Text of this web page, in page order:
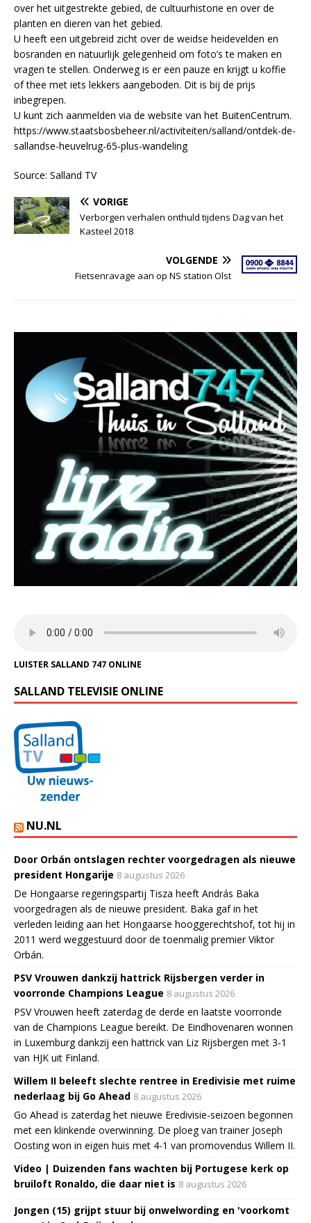
over het uitgestrekte gebied, de cultuurhistorie en over de
planten en dieren van het gebied.
U heeft een uitgebreid zicht over de weidse heidevelden en
bosranden en natuurlijk gelegenheid om foto’s te maken en
vragen te stellen. Onderweg is er een pauze en krijgt u koffie
of thee met iets lekkers aangeboden. Dit is bij de prijs
inbegrepen.
U kunt zich aanmelden via de website van het BuitenCentrum.
https://www.staatsbosbeheer.nl/activiteiten/salland/ontdek-de-
sallandse-heuvelrug-65-plus-wandeling
Source: Salland TV
VORIGE
Verborgen verhalen onthuld tijdens Dag van het
Kasteel 2018
VOLGENDE
Fietsenravage aan op NS station Olst
LUISTER SALLAND 747 ONLINE
SALLAND TELEVISIE ONLINE
NU.NL
Door Orbán ontslagen rechter voorgedragen als nieuwe
president Hongarije 8 augustus 2026
De Hongaarse regeringspartij Tisza heeft András Baka
voorgedragen als de nieuwe president. Baka gaf in het
verleden leiding aan het Hongaarse hooggerechtshof, tot hij in
2011 werd weggestuurd door de toenmalig premier Viktor
Orbán.
PSV Vrouwen dankzij hattrick Rijsbergen verder in
voorronde Champions League 8 augustus 2026
PSV Vrouwen heeft zaterdag de derde en laatste voorronde
van de Champions League bereikt. De Eindhovenaren wonnen
in Luxemburg dankzij een hattrick van Liz Rijsbergen met 3-1
van HJK uit Finland.
Willem II beleeft slechte rentree in Eredivisie met ruime
nederlaag bij Go Ahead 8 augustus 2026
Go Ahead is zaterdag het nieuwe Eredivisie-seizoen begonnen
met een klinkende overwinning. De ploeg van trainer Joseph
Oosting won in eigen huis met 4-1 van promovendus Willem II.
Video | Duizenden fans wachten bij Portugese kerk op
bruiloft Ronaldo, die daar niet is 8 augustus 2026
Jongen (15) grijpt stuur bij onwelwording en 'voorkomt